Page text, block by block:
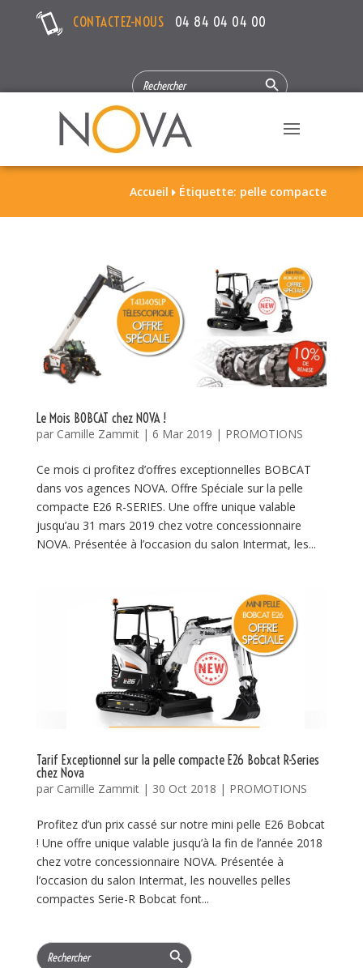
CONTACTEZ-NOUS 04 84 04 04 00
SEARCH
FOR:
Search Button
Accueil  Étiquette: pelle compacte
Le Mois BOBCAT chez NOVA !
par Camille Zammit| 6 Mar 2019 | PROMOTIONS
Ce mois ci profitez d’offres exceptionnelles BOBCAT
dans vos agences NOVA. Offre Spéciale sur la pelle
compacte E26 R-SERIES. Une offre unique valable
jusqu’au 31 mars 2019 chez votre concessionnaire
NOVA. Présentée à l’occasion du salon Intermat, les...
Tarif Exceptionnel sur la pelle compacte E26 Bobcat R-Series
chez Nova
par Camille Zammit| 30 Oct 2018 | PROMOTIONS
Profitez d’un prix cassé sur notre mini pelle E26 Bobcat
! Une offre unique valable jusqu’à la fin de l’année 2018
chez votre concessionnaire NOVA. Présentée à
l’occasion du salon Intermat, les nouvelles pelles
compactes Serie-R Bobcat font...
Search
for:
Search Button